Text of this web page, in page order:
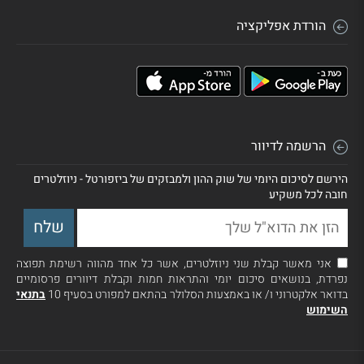
הורדת אפליקציה
הרשמה לדיוור
הירשם לסיכום היומי של שוק ההון ולמבזקים של ביזפורטל - ניוזלטרים
חובה לכל משקיע
אני מאשר קבלת שני ניוזלטרים, אשר כל אחד מהווה רשימת תפוצה
נפרדת, בנושאים סיכום יומי והתראות חמות וקבלת דיוורים פרסומיים
בדואר אלקטרוני ו/ או באמצעות הסלולר בהתאם למפורט בסעיף 10
בתנאי
השימוש